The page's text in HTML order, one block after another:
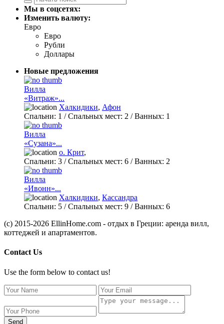
Мы в соцсетях:
Изменить валюту:
Евро
Евро
Рубли
Доллары
Новые предложения
Вилла
«Витраж»...
Халкидики, Афон
Спальни: 1 / Спальных мест: 2 /Ванных: 1
Вилла
«Сузана»...
о. Крит,
Спальни: 3 / Спальных мест: 6 /Ванных: 2
Вилла
«Ивонн»...
Халкидики, Кассандра
Спальни: 5 / Спальных мест: 9 /Ванных: 6
(c) 2015-2026 EllinHome.com - отдых в Греции: аренда вилл,
коттеджей и апартаментов.
Contact Us
Use the form below to contact us!
Send